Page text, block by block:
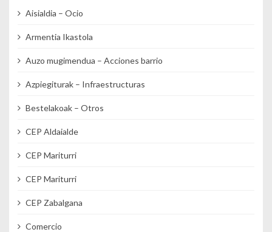
Aisialdia – Ocio
Armentia Ikastola
Auzo mugimendua – Acciones barrio
Azpiegiturak – Infraestructuras
Bestelakoak – Otros
CEP Aldaialde
CEP Mariturri
CEP Mariturri
CEP Zabalgana
Comercio